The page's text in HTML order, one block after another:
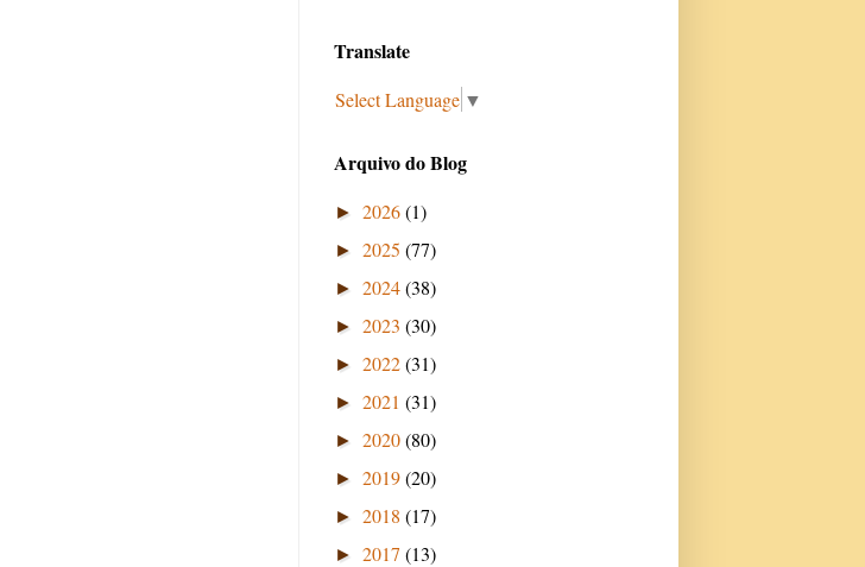
Translate
Select Language ▼
Arquivo do Blog
► 2026(1)
► 2025 (77)
► 2024(38)
► 2023 (30)
► 2022(31)
► 2021 (31)
► 2020(80)
► 2019(20)
► 2018 (17)
► 2017 (13)